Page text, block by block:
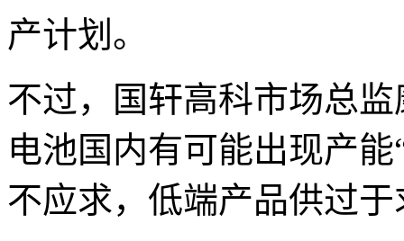
产计划。
不过，国轩高科市场总
电池国内有可能出现产
不应求，低端产品供过于